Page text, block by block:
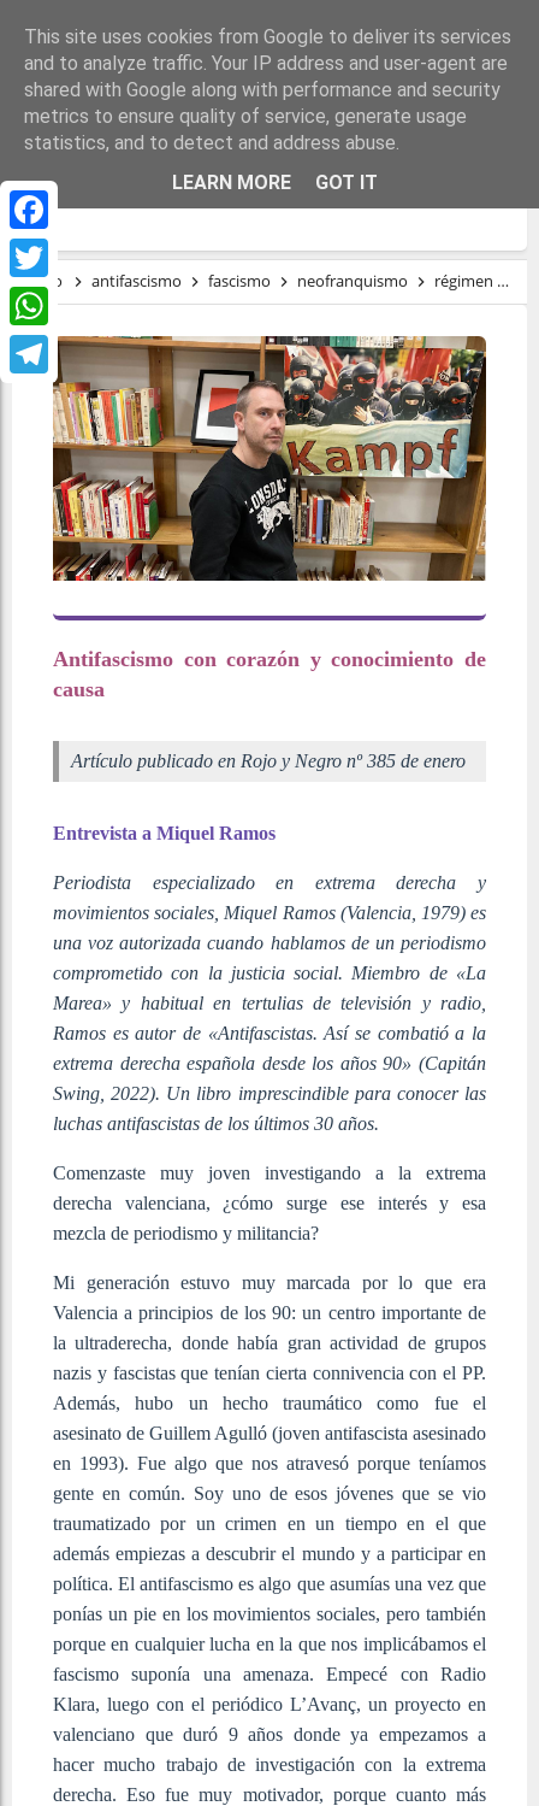
Facebook
Twitter
WhatsApp
Telegram
ANTIFASCISMO CON CORAZÓN Y
CONOCIMIENTO DE CAUSA
Inicio antifascismo fascismo neofranquismo régimen
Antifascismo con corazón y conocimiento de
causa
Artículo publicado en Rojo y Negro nº 385 de enero
Entrevista a Miquel Ramos
Periodista especializado en extrema derecha y
movimientos sociales, Miquel Ramos (Valencia, 1979) es
una voz autorizada cuando hablamos de un periodismo
comprometido con la justicia social. Miembro de «La
Marea» y habitual en tertulias de televisión y radio,
Ramos es autor de «Antifascistas. Así se combatió a la
extrema derecha española desde los años 90» (Capitán
Swing, 2022). Un libro imprescindible para conocer las
luchas antifascistas de los últimos 30 años.
Comenzaste muy joven investigando a la extrema
derecha valenciana, ¿cómo surge ese interés y esa
mezcla de periodismo y militancia?
Mi generación estuvo muy marcada por lo que era
Valencia a principios de los 90: un centro importante de
la ultraderecha, donde había gran actividad de grupos
nazis y fascistas que tenían cierta connivencia con el PP.
Además, hubo un hecho traumático como fue el
asesinato de Guillem Agulló (joven antifascista asesinado
en 1993). Fue algo que nos atravesó porque teníamos
gente en común. Soy uno de esos jóvenes que se vio
traumatizado por un crimen en un tiempo en el que
además empiezas a descubrir el mundo y a participar en
política. El antifascismo es algo que asumías una vez que
ponías un pie en los movimientos sociales, pero también
porque en cualquier lucha en la que nos implicábamos el
fascismo suponía una amenaza. Empecé con Radio
Klara, luego con el periódico L’Avanç, un proyecto en
valenciano que duró 9 años donde ya empezamos a
hacer mucho trabajo de investigación con la extrema
derecha. Eso fue muy motivador, porque cuanto más
This site uses cookies from Google to deliver its services
and to analyze traffic. Your IP address and user-agent are
shared with Google along with performance and security
metrics to ensure quality of service, generate usage
statistics, and to detect and address abuse.
LEARN MORE
GOT IT